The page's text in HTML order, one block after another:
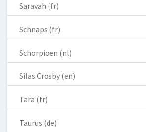
Saravah (fr)
Schnaps (fr)
Schorpioen (nl)
Silas Crosby (en)
Tara (fr)
Taurus (de)